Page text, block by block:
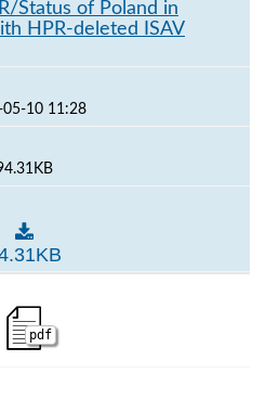
Status of Poland in
HPR-deleted ISAV
05-10 11:28
do zakażenia ISAV z
pdf